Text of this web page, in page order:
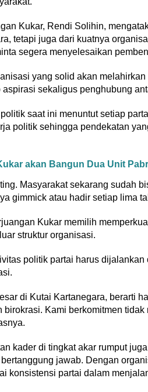
Kukar, Rendi Solihin,
tetapi juga dari kuatnya
segera menyelesaikan
yang solid akan
sekaligus penghubung
saat ini menuntut setiap
politik sehingga pendekatan
akan Bangun Dua Unit
Masyarakat sekarang sudah
gimmick atau hadir setiap lima
Kukar memilih
struktur organisasi.
politik partai harus
di Kutai Kartanegara, berarti
birokrasi. Kami berkomitmen
kader di tingkat akar rumput
jawab. Dengan
konsistensi partai dalam